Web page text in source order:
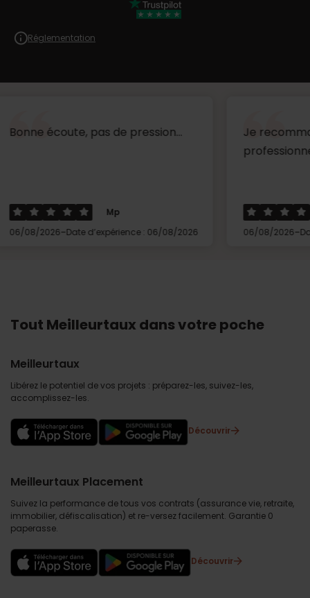
Réglementation
pas de pression...
Mp
Date d’expérience : 06/08/2026
Je recommande
professionnel et
06/08/2026
Date
Tout Meilleurtaux dans votre poche
Meilleurtaux
Libérez le potentiel de vos projets : préparez-les, suivez-les,
accomplissez-les.
Découvrir
Meilleurtaux Placement
Suivez la performance de tous vos contrats (assurance vie, retraite,
immobilier, défiscalisation) et re-versez facilement. Garantie 0
paperasse.
Découvrir